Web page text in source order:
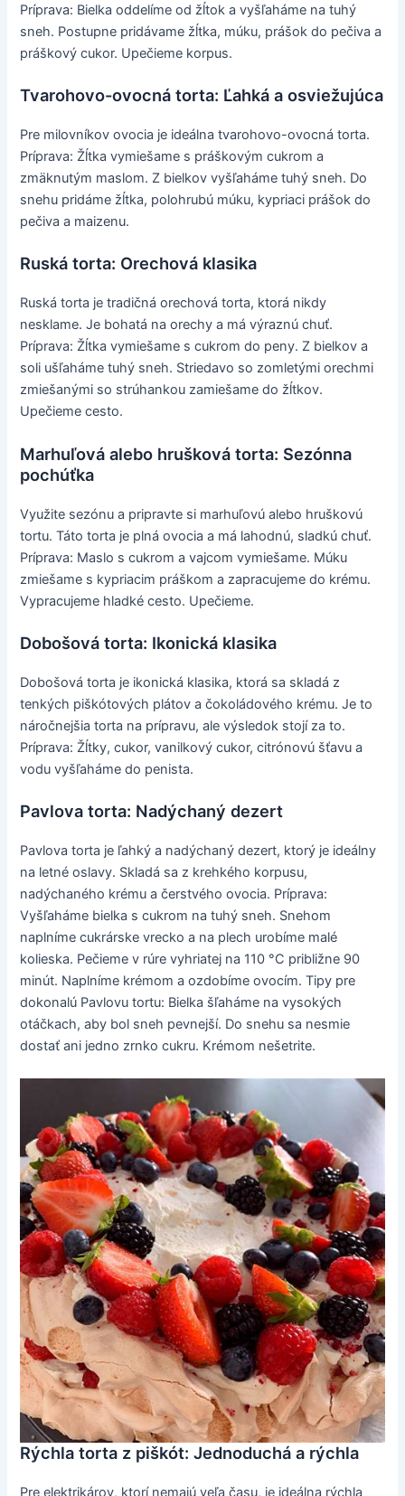
Príprava: Bielka oddelíme od žĺtok a vyšľaháme na tuhý
sneh. Postupne pridávame žĺtka, múku, prášok do pečiva a
práškový cukor. Upečieme korpus.
Tvarohovo-ovocná torta: Ľahká a osviežujúca
Pre milovníkov ovocia je ideálna tvarohovo-ovocná torta.
Príprava: Žĺtka vymiešame s práškovým cukrom a
zmäknutým maslom. Z bielkov vyšľaháme tuhý sneh. Do
snehu pridáme žĺtka, polohrubú múku, kypriaci prášok do
pečiva a maizenu.
Ruská torta: Orechová klasika
Ruská torta je tradičná orechová torta, ktorá nikdy
nesklame. Je bohatá na orechy a má výraznú chuť.
Príprava: Žĺtka vymiešame s cukrom do peny. Z bielkov a
soli ušľaháme tuhý sneh. Striedavo so zomletými orechmi
zmiešanými so strúhankou zamiešame do žĺtkov.
Upečieme cesto.
Marhuľová alebo hrušková torta: Sezónna
pochúťka
Využite sezónu a pripravte si marhuľovú alebo hruškovú
tortu. Táto torta je plná ovocia a má lahodnú, sladkú chuť.
Príprava: Maslo s cukrom a vajcom vymiešame. Múku
zmiešame s kypriacim práškom a zapracujeme do krému.
Vypracujeme hladké cesto. Upečieme.
Dobošová torta: Ikonická klasika
Dobošová torta je ikonická klasika, ktorá sa skladá z
tenkých piškótových plátov a čokoládového krému. Je to
náročnejšia torta na prípravu, ale výsledok stojí za to.
Príprava: Žĺtky, cukor, vanilkový cukor, citrónovú šťavu a
vodu vyšľaháme do penista.
Pavlova torta: Nadýchaný dezert
Pavlova torta je ľahký a nadýchaný dezert, ktorý je ideálny
na letné oslavy. Skladá sa z krehkého korpusu,
nadýchaného krému a čerstvého ovocia. Príprava:
Vyšľaháme bielka s cukrom na tuhý sneh. Snehom
naplníme cukrárske vrecko a na plech urobíme malé
kolieska. Pečieme v rúre vyhriatej na 110 °C približne 90
minút. Naplníme krémom a ozdobíme ovocím. Tipy pre
dokonalú Pavlovu tortu: Bielka šľaháme na vysokých
otáčkach, aby bol sneh pevnejší. Do snehu sa nesmie
dostať ani jedno zrnko cukru. Krémom nešetrite.
Rýchla torta z piškót: Jednoduchá a rýchla
Pre elektrikárov, ktorí nemajú veľa času, je ideálna rýchla